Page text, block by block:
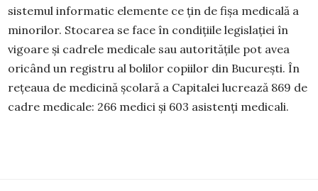
sistemul informatic elemente ce țin de fișa medicală a
minorilor. Stocarea se face în condiţiile legislaţiei în
vigoare şi cadrele medicale sau autoritățile pot avea
oricând un registru al bolilor copiilor din Bucureşti. În
reţeaua de medicină școlară a Capitalei lucrează 869 de
cadre medicale: 266 medici şi 603 asistenţi medicali.